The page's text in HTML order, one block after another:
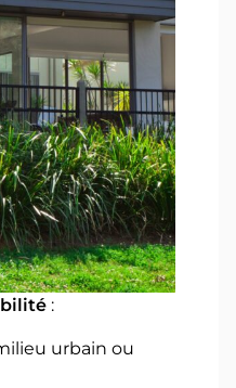
:
urbain ou